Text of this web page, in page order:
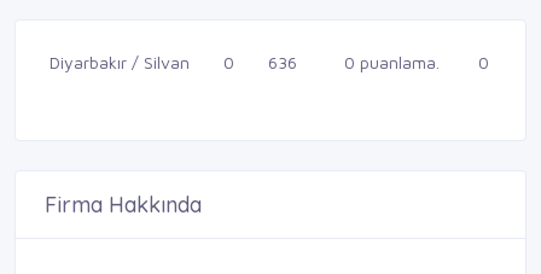
Diyarbakır / Silvan 0 636 0 puanlama. 0
Firma Hakkında